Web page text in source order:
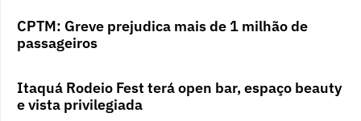
CPTM: Greve prejudica mais de 1 milhão de
passageiros
Itaquá Rodeio Fest terá open bar, espaço beauty
e vista privilegiada